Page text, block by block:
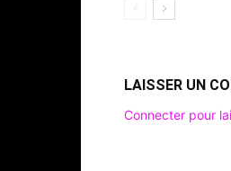
LAISSER UN
Connecter pour